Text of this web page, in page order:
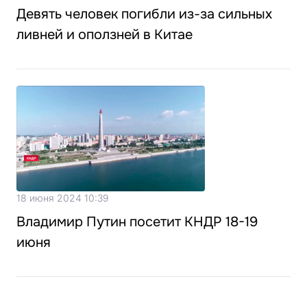
Девять человек погибли из-за сильных
ливней и оползней в Китае
18 июня 2024 10:39
Владимир Путин посетит КНДР 18-19
июня